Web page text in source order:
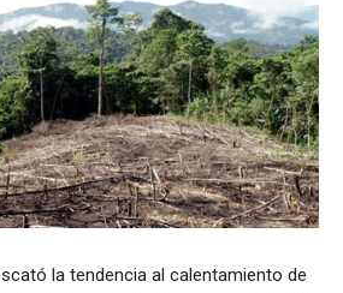
la tendencia al calentamiento de